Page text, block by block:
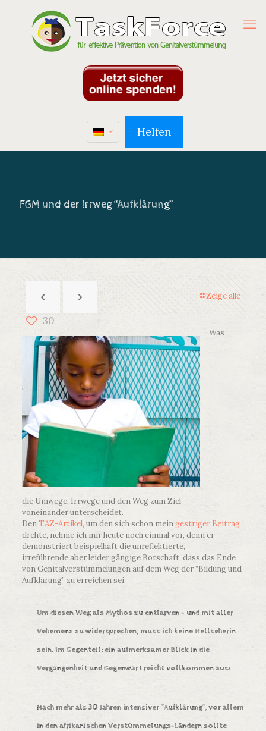
Helfen
FGM und der Irrweg “Aufklärung”
Zeige alle
30
Was
die Umwege, Irrwege und den Weg zum Ziel
voneinander unterscheidet.
DenTAZ-Artikel, um den sich schon meingestriger Beitrag
drehte, nehme ich mir heute noch einmal vor, denn er
demonstriert beispielhaft die unreflektierte,
irreführende aber leider gängige Botschaft, dass das Ende
von Genitalverstümmelungen auf dem Weg der ”Bildung und
Aufklärung” zu erreichen sei.
Um diesen Weg als Mythos zu entlarven – und mit aller
Vehemenz zu widersprechen, muss ich keine Hellseherin
sein. Im Gegenteil: ein aufmerksamer Blick in die
Vergangenheit und Gegenwart reicht vollkommen aus:
Nach mehr als 30 Jahren intensiver ”Aufklärung”, vor allem
in den afrikanischen Verstümmelungs-Ländern sollte